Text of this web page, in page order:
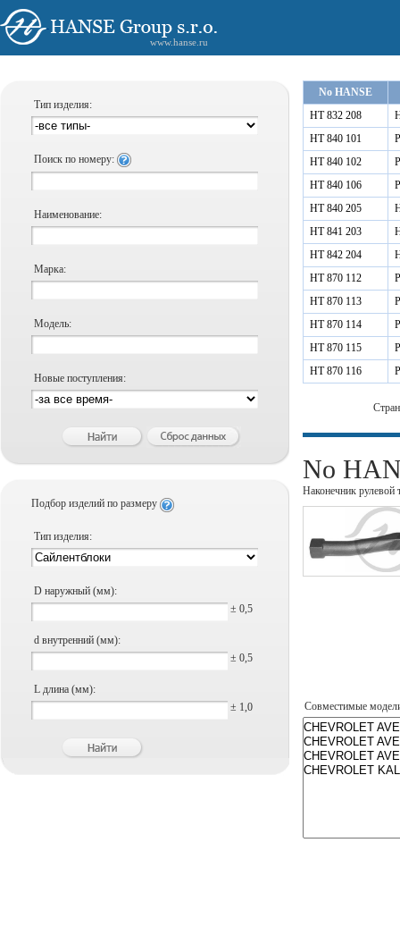
www.hanse.ru
Тип изделия:
Поиск по номеру:
Наименование:
Марка:
Модель:
Новые поступления:
Подбор изделий по размеру
Тип изделия:
D наружный (мм):
± 0,5
d внутренний (мм):
± 0,5
L длина (мм):
± 1,0
No HANSE
HT 832 208
HT 840 101
HT 840 102
HT 840 106
HT 840 205
HT 841 203
HT 842 204
HT 870 112
HT 870 113
HT 870 114
HT 870 115
HT 870 116
No
Наконечник рулевой
Совместимые